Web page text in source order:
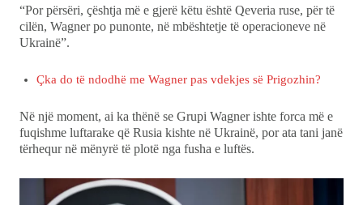
“Por përsëri, çështja më e gjerë këtu është Qeveria ruse, për të
cilën, Wagner po punonte, në mbështetje të operacioneve në
Ukrainë”.
Çka do të ndodhë me Wagner pas vdekjes së Prigozhin?
Në një moment, ai ka thënë se Grupi Wagner ishte forca më e
fuqishme luftarake që Rusia kishte në Ukrainë, por ata tani janë
tërhequr në mënyrë të plotë nga fusha e luftës.